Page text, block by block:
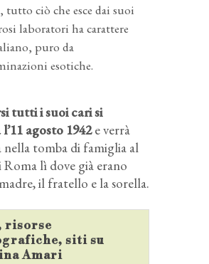
tutto ciò che esce dai suoi
laboratori ha carattere
puro da
esotiche.
tutti i suoi cari si
agosto 1942e verrà
tomba di famiglia al
Roma lì dove già erano
il fratello e la sorella.
risorse
siti su
Amari